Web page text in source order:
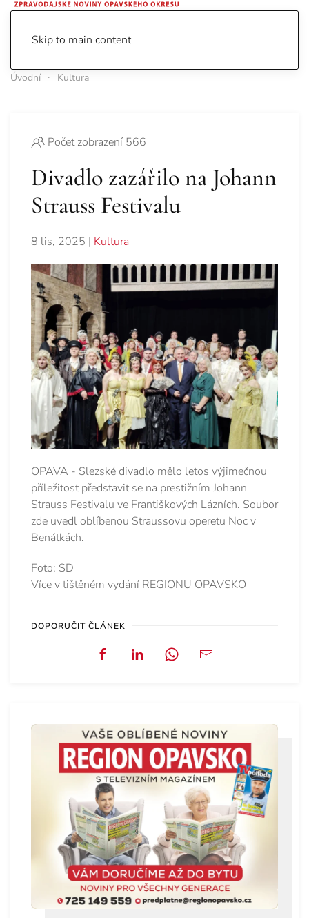
Skip to main content
Úvodní Kultura
Počet zobrazení 566
Divadlo zazářilo na Johann
Strauss Festivalu
8 lis, 2025 | Kultura
OPAVA - Slezské divadlo mělo letos výjimečnou
příležitost představit se na prestižním Johann
Strauss Festivalu ve Františkových Lázních. Soubor
zde uvedl oblíbenou Straussovu operetu Noc v
Benátkách.
Foto: SD
Více v tištěném vydání REGIONU OPAVSKO
DOPORUČIT ČLÁNEK